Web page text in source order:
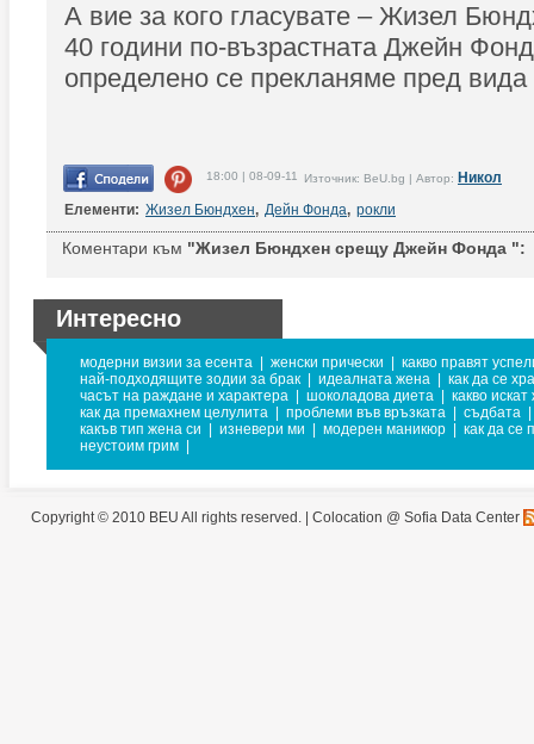
А вие за кого гласувате – Жизел
40 години по-възрастната Джейн
определено се прекланяме пред
18:00 | 08-09-11 Източник: BeU.bg | Автор: Никол
Елементи: Жизел Бюндхен, Дейн Фонда, рокли
Коментари към "Жизел Бюндхен срещу Джейн Фонда ":
Интересно
модерни визии за есента женски прически
какво правят
най-подходящите зодии за брак
идеалната жена
как да се
часът на раждане и характера
шоколадова диета
какво
как да премахнем целулита
проблеми във връзката съдбата
какъв тип жена си
изневери ми модерен маникюр
как да се
неустоим грим
Copyright © 2010 BEU All rights reserved. | Colocation @ Sofia Data Center